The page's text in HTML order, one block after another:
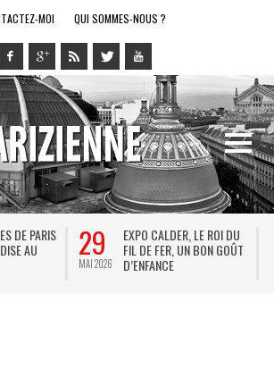
MOI QUI SOMMES-NOUS ?
DE PARIS
AU
29
MAI 2026
EXPO CALDER, LE ROI DU
FIL DE FER, UN BON GOÛT
D’ENFANCE